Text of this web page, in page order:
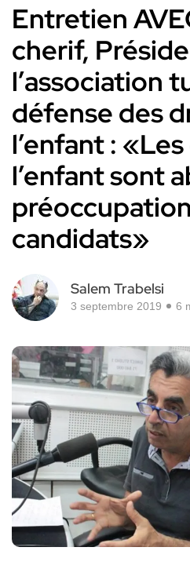
Entretien
cherif,
l’association
défense des
l’enfant :
l’enfant sont
candidats»
Salem Trabelsi
3 septembre 2019 6